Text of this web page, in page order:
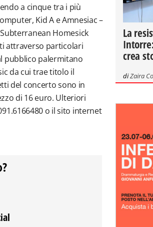
a cinque tra i più
Kid A e Amnesiac –
Homesick
attraverso particolari
pubblico palermitano
da cui trae titolo il
del concerto sono in
di 16 euro. Ulteriori
o il sito internet
La
crea
diZaira